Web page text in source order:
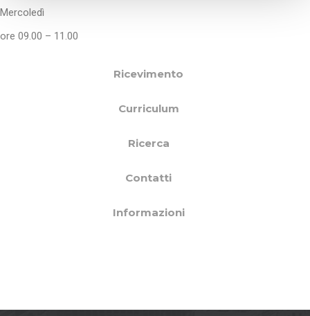
o
Mercoledì
ore 09.00 – 11.00
Ricevimento
Curriculum
Ricerca
Contatti
Informazioni